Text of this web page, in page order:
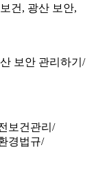
건, 광산 보안,
보안 관리하기
보건관리
경법규